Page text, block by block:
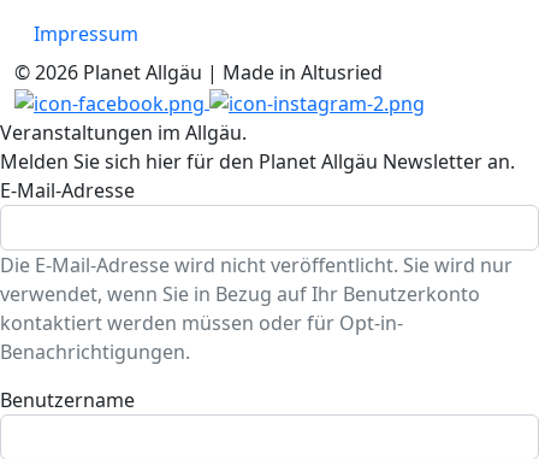
Impressum
© 2026 Planet Allgäu | Made in Altusried
Veranstaltungen im Allgäu.
Melden Sie sich hier für den Planet Allgäu Newsletter an.
E-Mail-Adresse
Die E-Mail-Adresse wird nicht veröffentlicht. Sie wird nur
verwendet, wenn Sie in Bezug auf Ihr Benutzerkonto
kontaktiert werden müssen oder für Opt-in-
Benachrichtigungen.
Benutzername